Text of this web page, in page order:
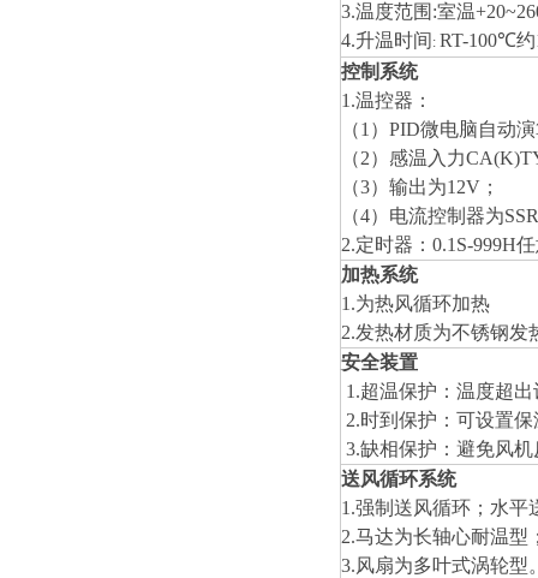
3.温度范围:室温+20~
4.升温时间 : RT-100℃
控制系统
1.温控器：
（1 ） PID微电脑自动
（2）感温入力
（3）输出为12V ；
（4）电流控制器为SSR
2.定时器： 0.1S-999H
加热系统
1.为热风循环加热
2.发热材质为不锈钢发
安全装置
1.超温保护：温度超
2.时到保护 ：可设置
3.缺相保护：避免风
送风循环系统
1.强制送风循环；水
2.马达为长轴心耐温型
3.风扇为多叶式涡轮型